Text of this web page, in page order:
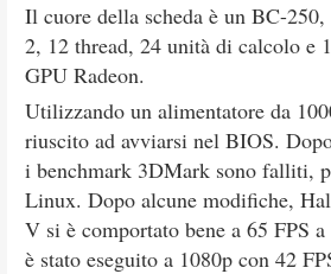
Il cuore della scheda è un BC-
2, 12 thread, 24 unità di calcolo e
GPU Radeon.
Utilizzando un alimentatore da
riuscito ad avviarsi nel BIOS.
i benchmark 3DMark sono falliti,
Linux. Dopo alcune modifiche,
V si è comportato bene a 65 FPS
è stato eseguito a 1080p con 42